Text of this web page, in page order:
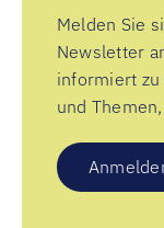
Melden Sie
Newsletter
informiert zu
und